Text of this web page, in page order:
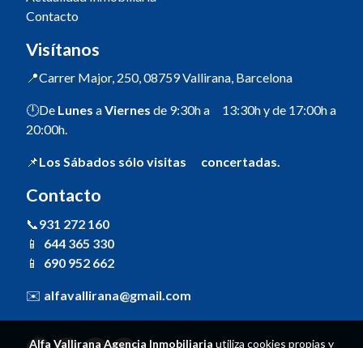
Contacto
Visítanos
📍Carrer Major, 250, 08759 Vallirana, Barcelona
🕛De Lunes aViernes de 9:30h a 13:30h y de 17:00h a
20:00h.
📌Los Sábados sólo visitas concertadas.
Contacto
📞931 272 160
📱 644 365 330
📱 690 952 662
✉️ alfavallirana@gmail.com
Alfa Vallirana Agencia Inmobiliaria utiliza cookies propias y